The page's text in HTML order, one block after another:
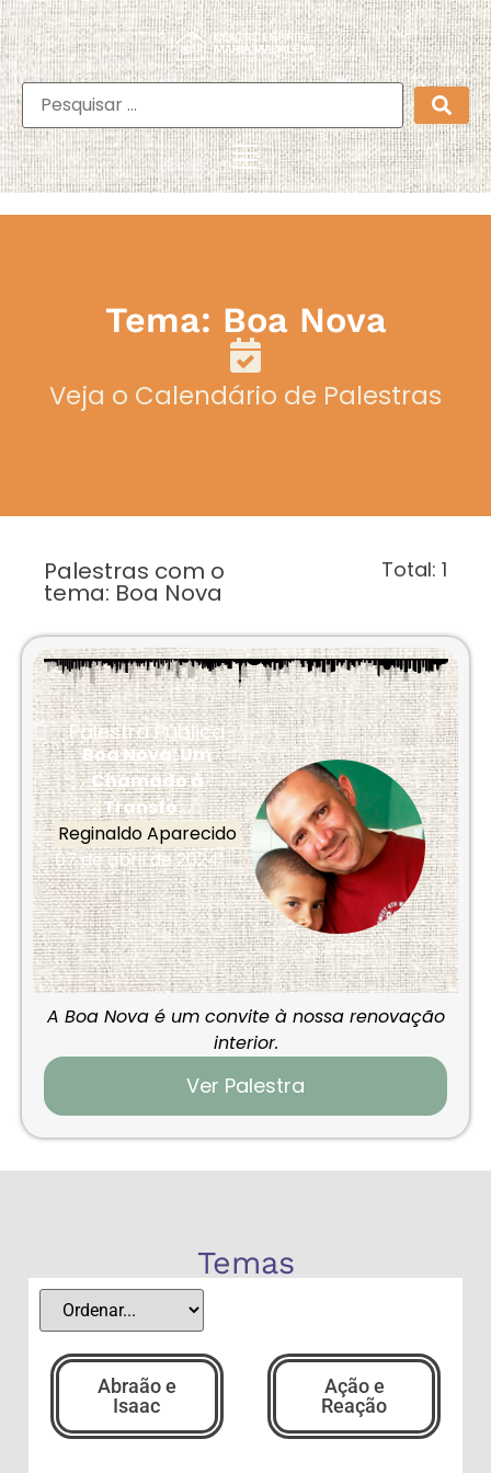
Tema: Boa Nova
Veja o Calendário de Palestras
Palestras com o
tema: Boa Nova
Total: 1
Palestra Pública
Boa Nova: Um
Chamado à
Transfo...
Reginaldo Aparecido
07 de abril de 2024
A Boa Nova é um convite à nossa renovação
interior.
Ver Palestra
Temas
Abraão e
Isaac
Ação e
Reação